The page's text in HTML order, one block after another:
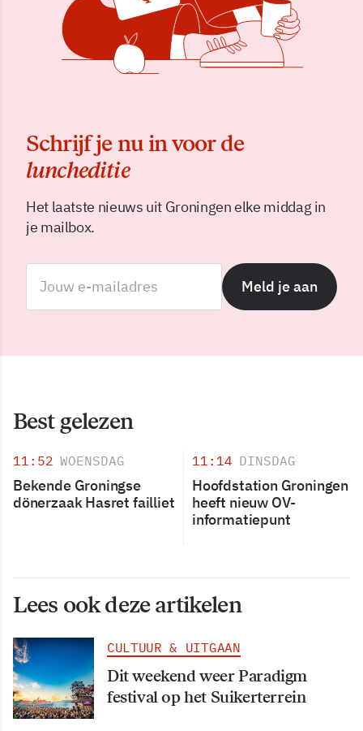
Schrijf je nu in voor de
luncheditie
Het laatste nieuws uit Groningen elke middag in
je mailbox.
Meld je aan
Best gelezen
11:52 WOENSDAG
Bekende Groningse
dönerzaak Hasret failliet
11:14 DINSDAG
Hoofdstation Groningen
heeft nieuw OV-
informatiepunt
Lees ook deze artikelen
CULTUUR & UITGAAN
Dit weekend weer Paradigm
festival op het Suikerterrein